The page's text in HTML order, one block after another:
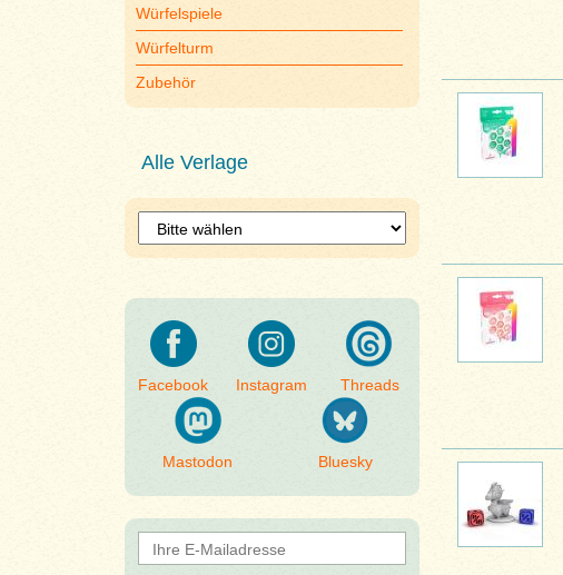
Würfelspiele
Würfelturm
Zubehör
Alle Verlage
Facebook Instagram Threads
Mastodon Bluesky